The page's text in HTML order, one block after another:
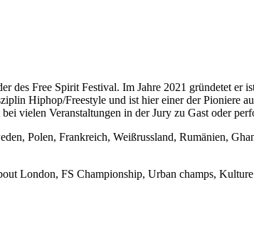
des Free Spirit Festival. Im Jahre 2021 gründetet er
Hiphop/Freestyle und ist hier einer der Pioniere
vielen Veranstaltungen in der Jury zu Gast oder
Polen, Frankreich, Weißrussland, Rumänien,
London, FS Championship, Urban champs,